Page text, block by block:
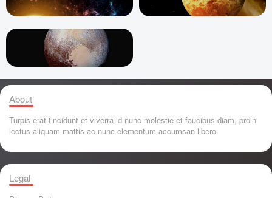
About
Turpis erat tincidunt et viverra id nunc molestie et faucibus diam, proin
lectus aliquam mattis ac nunc elementum accumsan libero.
Legal